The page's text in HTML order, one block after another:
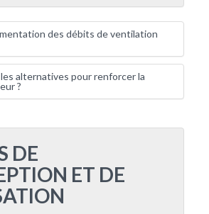
des débits de ventilation
alternatives pour renforcer la
?
DE
ET DE